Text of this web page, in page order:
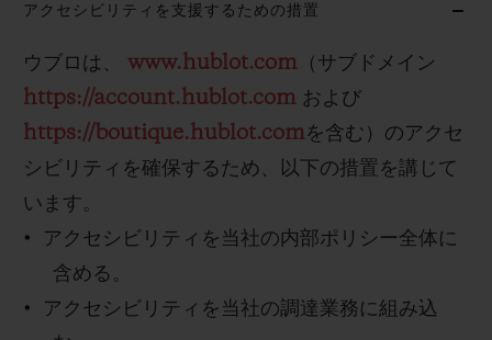
アクセシビリティを支援するための措置
ウブロは、 www.hublot.com （サブドメイン
https://account.hublot.com および
https://boutique.hublot.comを含む）のアクセ
シビリティを確保するため、以下の措置を講じて
います。
アクセシビリティを当社の内部ポリシー全体に
含める。
アクセシビリティを当社の調達業務に組み込
ギフトポーチ
お問い合わせ